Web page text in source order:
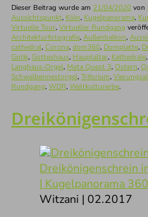
Dieser Beitrag wurde am 21/04/2020 von
Aussichtspunkt, Köln, Kugelpanorama,
Virtuelle Tour, Virtueller Rundgang
Architekturfotografie, Außenbalkon,
cathedral, Corona, dom360, Domplatte,
Gotik, Gotteshaus, Hauptaltar, Kathedrale,
Langhaus-Orgel, Meta Quest 3, Ostern,
Schwalbennestorgel, Triforium,
Rundgang, WDR, Weltkulturerbe.
Dreikönigenschrein
| Kugelpanorama
Witzani | 02.2017